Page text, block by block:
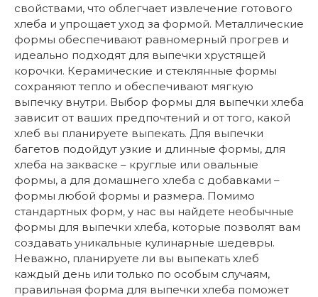
свойствами, что облегчает извлечение готового
хлеба и упрощает уход за формой. Металлические
формы обеспечивают равномерный прогрев и
идеально подходят для выпечки хрустящей
корочки. Керамические и стеклянные формы
сохраняют тепло и обеспечивают мягкую
выпечку внутри. Выбор формы для выпечки хлеба
зависит от ваших предпочтений и от того, какой
хлеб вы планируете выпекать. Для выпечки
багетов подойдут узкие и длинные формы, для
хлеба на закваске – круглые или овальные
формы, а для домашнего хлеба с добавками –
формы любой формы и размера. Помимо
стандартных форм, у нас вы найдете необычные
формы для выпечки хлеба, которые позволят вам
создавать уникальные кулинарные шедевры.
Неважно, планируете ли вы выпекать хлеб
каждый день или только по особым случаям,
правильная форма для выпечки хлеба поможет